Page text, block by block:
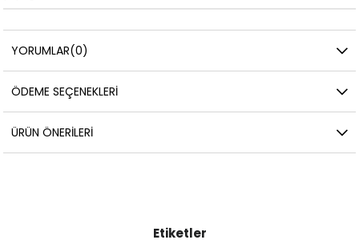
YORUMLAR(0)
ÖDEME SEÇENEKLERI
ÜRÜN ÖNERILERI
Etiketler